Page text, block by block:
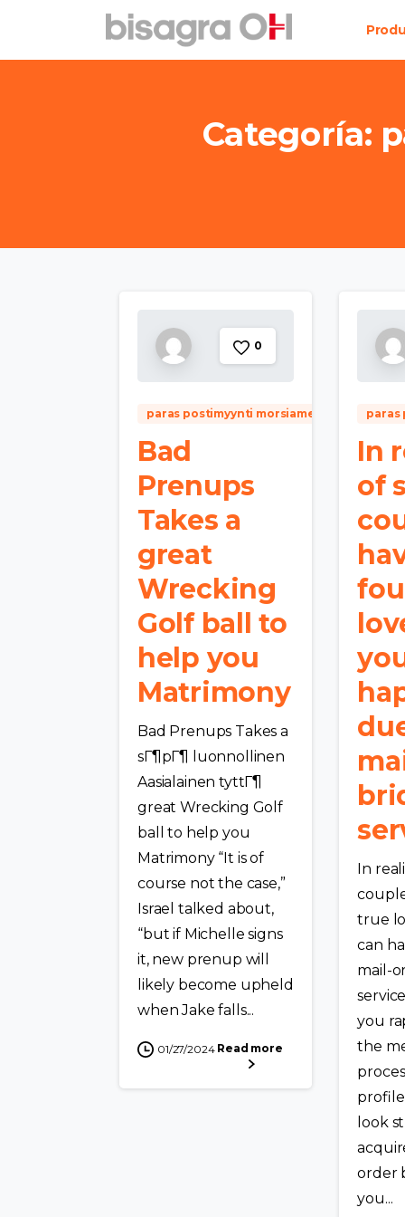
Categoría:
0
paras postimyynti morsiamen palvelu
Bad
Prenups
Takes a
great
Wrecking
Golf ball to
help you
Matrimony
Bad Prenups Takes a
sГ¶pГ¶ luonnollinen
Aasialainen tyttГ¶
great Wrecking Golf
ball to help you
Matrimony “It is of
course not the case,”
Israel talked about,
“but if Michelle signs
it, new prenup will
likely become upheld
when Jake falls...
01/27/2024 Read more
paras
In
of
In
true
can
mail-
you
the
look
order
you...